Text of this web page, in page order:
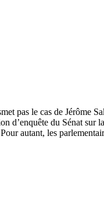
d’enquête du Sénat
autant, les